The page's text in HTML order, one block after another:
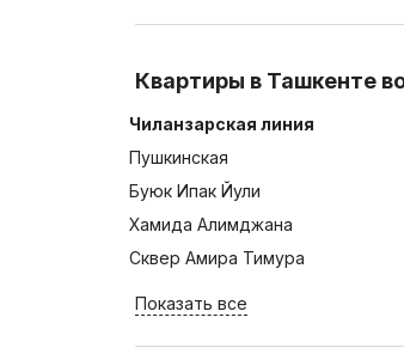
Квартиры в Ташкенте
Чиланзарская линия
Пушкинская
Буюк Ипак Йули
Хамида Алимджана
Сквер Амира Тимура
Показать все